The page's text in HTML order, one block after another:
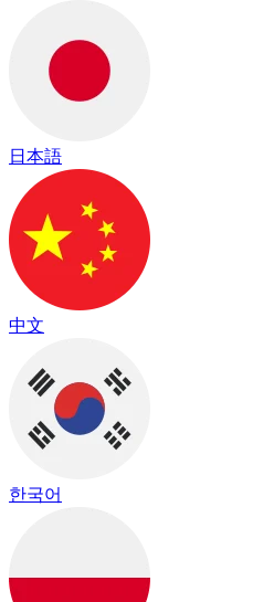
日本語
中文
한국어